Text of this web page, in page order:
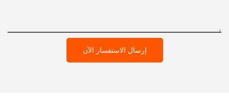
إرسال الاستفسار الآن